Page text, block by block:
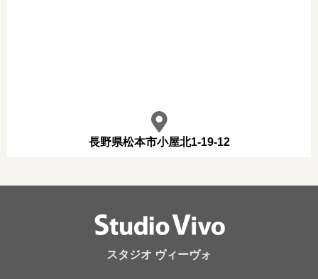
長野県松本市小屋北1-19-12
スタジオ ヴィーヴォ